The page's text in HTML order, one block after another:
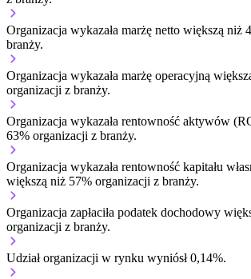
Organizacja wykazała marżę netto większą niż
branży.
Organizacja wykazała marżę operacyjną
organizacji z branży.
Organizacja wykazała rentowność aktywów
63% organizacji z branży.
Organizacja wykazała rentowność kapitału
większą niż 57% organizacji z branży.
Organizacja zapłaciła podatek dochodowy
organizacji z branży.
Udział organizacji w rynku wyniósł 0,14%.